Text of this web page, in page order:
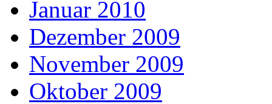
Januar 2010
Dezember 2009
November 2009
Oktober 2009